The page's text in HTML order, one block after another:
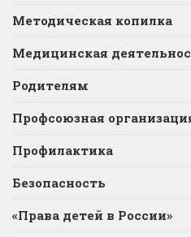
Методическая копилка
Медицинская
Родителям
Профсоюзная
Профилактика
Безопасность
«Права детей в России»